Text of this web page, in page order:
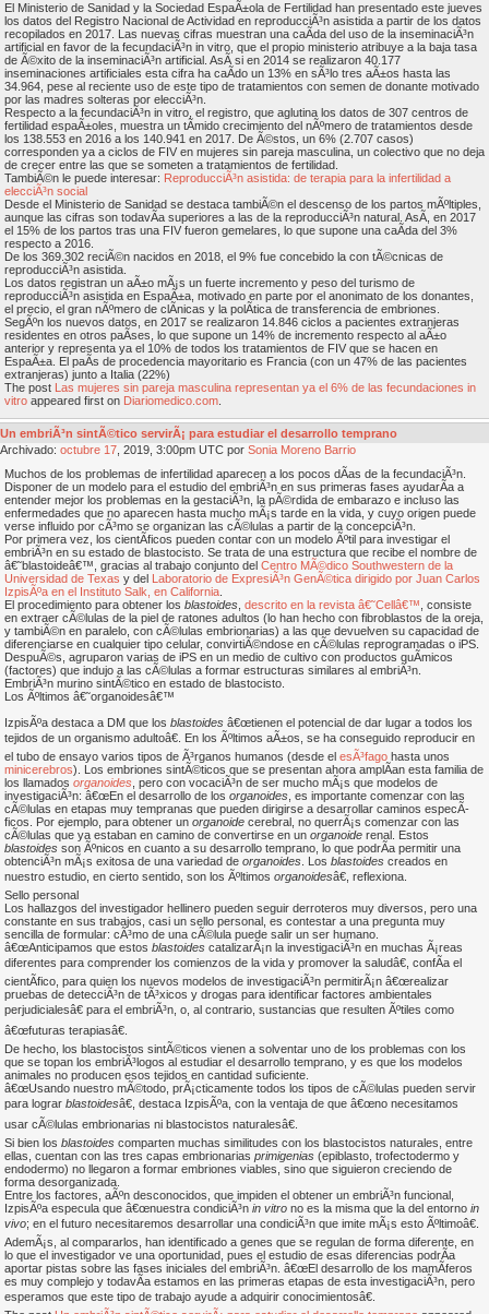
El Ministerio de Sanidad y la Sociedad EspaÃ±ola de Fertilidad han presentado este jueves
los datos del Registro Nacional de Actividad en reproducciÃ³n asistida a partir de los datos
recopilados en 2017. Las nuevas cifras muestran una caÃ­da del uso de la inseminaciÃ³n
artificial en favor de la fecundaciÃ³n in vitro, que el propio ministerio atribuye a la baja tasa
de Ã©xito de la inseminaciÃ³n artificial. AsÃ­ si en 2014 se realizaron 40.177
inseminaciones artificiales esta cifra ha caÃ­do un 13% en sÃ³lo tres aÃ±os hasta las
34.964, pese al reciente uso de este tipo de tratamientos con semen de donante motivado
por las madres solteras por elecciÃ³n.
Respecto a la fecundaciÃ³n in vitro, el registro, que aglutina los datos de 307 centros de
fertilidad espaÃ±oles, muestra un tÃ­mido crecimiento del nÃºmero de tratamientos desde
los 138.553 en 2016 a los 140.941 en 2017. De Ã©stos, un 6% (2.707 casos)
corresponden ya a ciclos de FIV en mujeres sin pareja masculina, un colectivo que no deja
de crecer entre las que se someten a tratamientos de fertilidad.
TambiÃ©n le puede interesar: ReproducciÃ³n asistida: de terapia para la infertilidad a
elecciÃ³n social
Desde el Ministerio de Sanidad se destaca tambiÃ©n el descenso de los partos mÃºltiples,
aunque las cifras son todavÃ­a superiores a las de la reproducciÃ³n natural. AsÃ­, en 2017
el 15% de los partos tras una FIV fueron gemelares, lo que supone una caÃ­da del 3%
respecto a 2016.
De los 369.302 reciÃ©n nacidos en 2018, el 9% fue concebido la con tÃ©cnicas de
reproducciÃ³n asistida.
Los datos registran un aÃ±o mÃ¡s un fuerte incremento y peso del turismo de
reproducciÃ³n asistida en EspaÃ±a, motivado en parte por el anonimato de los donantes,
el precio, el gran nÃºmero de clÃ­nicas y la polÃ­tica de transferencia de embriones.
SegÃºn los nuevos datos, en 2017 se realizaron 14.846 ciclos a pacientes extranjeras
residentes en otros paÃ­ses, lo que supone un 14% de incremento respecto al aÃ±o
anterior y representa ya el 10% de todos los tratamientos de FIV que se hacen en
EspaÃ±a. El paÃ­s de procedencia mayoritario es Francia (con un 47% de las pacientes
extranjeras) junto a Italia (22%)
The post Las mujeres sin pareja masculina representan ya el 6% de las fecundaciones in
vitro appeared first on Diariomedico.com
Un embriÃ³n sintÃ©tico servirÃ¡ para estudiar el desarrollo temprano
Archivado: octubre 17 , 2019, 3:00pm UTC por Sonia Moreno Barrio
Muchos de los problemas de infertilidad aparecen a los pocos dÃ­as de la fecundaciÃ³n.
Disponer de un modelo para el estudio del embriÃ³n en sus primeras fases ayudarÃ­a a
entender mejor los problemas en la gestaciÃ³n, la pÃ©rdida de embarazo e incluso las
enfermedades que no aparecen hasta mucho mÃ¡s tarde en la vida, y cuyo origen puede
verse influido por cÃ³mo se organizan las cÃ©lulas a partir de la concepciÃ³n.
Por primera vez, los cientÃ­ficos pueden contar con un modelo Ãºtil para investigar el
embriÃ³n en su estado de blastocisto. Se trata de una estructura que recibe el nombre de
â€˜blastoideâ€™, gracias al trabajo conjunto del Centro MÃ©dico Southwestern de la
Universidad de Texas y del Laboratorio de ExpresiÃ³n GenÃ©tica dirigido por Juan Carlos
IzpisÃºa en el Instituto Salk, en California
El procedimiento para obtener los blastoides descrito en la revista â€˜Cellâ€™ , consiste
en extraer cÃ©lulas de la piel de ratones adultos (lo han hecho con fibroblastos de la oreja,
y tambiÃ©n en paralelo, con cÃ©lulas embrionarias) a las que devuelven su capacidad de
diferenciarse en cualquier tipo celular, convirtiÃ©ndose en cÃ©lulas reprogramadas o iPS.
DespuÃ©s, agruparon varias de iPS en un medio de cultivo con productos quÃ­micos
(factores) que indujo a las cÃ©lulas a formar estructuras similares al embriÃ³n.
EmbriÃ³n murino sintÃ©tico en estado de blastocisto.
Los Ãºltimos â€˜organoidesâ€™
IzpisÃºa destaca a DM que los blastoides â€œtienen el potencial de dar lugar a todos los
tejidos de un organismo adultoâ€. En los Ãºltimos aÃ±os, se ha conseguido reproducir en
el tubo de ensayo varios tipos de Ã³rganos humanos (desde el esÃ³fago hasta unos
minicerebros). Los embriones sintÃ©ticos que se presentan ahora amplÃ­an esta familia de
los llamados organoides , pero con vocaciÃ³n de ser mucho mÃ¡s que modelos de
investigaciÃ³n: â€œEn el desarrollo de los organoides , es importante comenzar con las
cÃ©lulas en etapas muy tempranas que pueden dirigirse a desarrollar caminos especÃ­
ficos. Por ejemplo, para obtener un organoide cerebral, no querrÃ¡s comenzar con las
cÃ©lulas que ya estaban en camino de convertirse en un organoide renal. Estos
blastoides son Ãºnicos en cuanto a su desarrollo temprano, lo que podrÃ­a permitir una
obtenciÃ³n mÃ¡s exitosa de una variedad de organoides . Los blastoides creados en
nuestro estudio, en cierto sentido, son los Ãºltimos organoidesâ€, reflexiona.
Sello personal
Los hallazgos del investigador hellinero pueden seguir derroteros muy diversos, pero una
constante en sus trabajos, casi un sello personal, es contestar a una pregunta muy
sencilla de formular: cÃ³mo de una cÃ©lula puede salir un ser humano.
â€œAnticipamos que estos blastoides catalizarÃ¡n la investigaciÃ³n en muchas Ã¡reas
diferentes para comprender los comienzos de la vida y promover la saludâ€, confÃ­a el
cientÃ­fico, para quien los nuevos modelos de investigaciÃ³n permitirÃ¡n â€œrealizar
pruebas de detecciÃ³n de tÃ³xicos y drogas para identificar factores ambientales
perjudicialesâ€ para el embriÃ³n, o, al contrario, sustancias que resulten Ãºtiles como
â€œfuturas terapiasâ€.
De hecho, los blastocistos sintÃ©ticos vienen a solventar uno de los problemas con los
que se topan los embriÃ³logos al estudiar el desarrollo temprano, y es que los modelos
animales no producen esos tejidos en cantidad suficiente.
â€œUsando nuestro mÃ©todo, prÃ¡cticamente todos los tipos de cÃ©lulas pueden servir
para lograr blastoidesâ€, destaca IzpisÃºa, con la ventaja de que â€œno necesitamos
usar cÃ©lulas embrionarias ni blastocistos naturalesâ€.
Si bien los blastoides comparten muchas similitudes con los blastocistos naturales, entre
ellas, cuentan con las tres capas embrionarias primigenias (epiblasto, trofectodermo y
endodermo) no llegaron a formar embriones viables, sino que siguieron creciendo de
forma desorganizada.
Entre los factores, aÃºn desconocidos, que impiden el obtener un embriÃ³n funcional,
IzpisÃºa especula que â€œnuestra condiciÃ³n in vitro no es la misma que la del entorno in
vivo; en el futuro necesitaremos desarrollar una condiciÃ³n que imite mÃ¡s esto Ãºltimoâ€.
AdemÃ¡s, al compararlos, han identificado a genes que se regulan de forma diferente, en
lo que el investigador ve una oportunidad, pues el estudio de esas diferencias podrÃ­a
aportar pistas sobre las fases iniciales del embriÃ³n. â€œEl desarrollo de los mamÃ­feros
es muy complejo y todavÃ­a estamos en las primeras etapas de esta investigaciÃ³n, pero
esperamos que este tipo de trabajo ayude a adquirir conocimientosâ€.